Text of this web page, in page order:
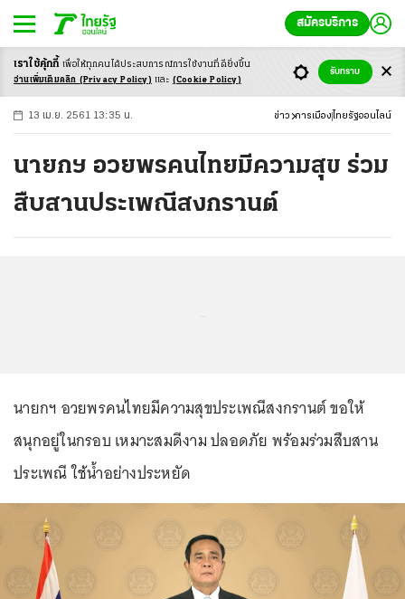
สมัครบริการ
-ก ก ก+
13 เม.ย. 2561 13:35 น. ข่าว การเมือง ไทยรัฐออนไลน์
นายกฯ อวยพรคนไทยมีความสุข ร่วม
สืบสานประเพณีสงกรานต์
นายกฯ อวยพรคนไทยมีความสุขประเพณีสงกรานต์ ขอให้
สนุกอยู่ในกรอบ เหมาะสมดีงาม ปลอดภัย พร้อมร่วมสืบสาน
ประเพณี ใช้น้ำอย่างประหยัด
เราใช้คุ้กกี้ เพื่อให้ทุกคนได้ประสบการณ์การใช้งานที่ดียิ่งขึ้น
อ่านเพิ่มเติมคลิก (Privacy Policy) และ (Cookie Policy)
รับทราบ